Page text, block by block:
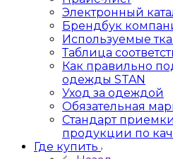
Электронный
Брендбук
Используемые
Таблица
Как правильно
одежды STAN
Уход за одеждой
Обязательная
Стандарт
продукции по
Где купить